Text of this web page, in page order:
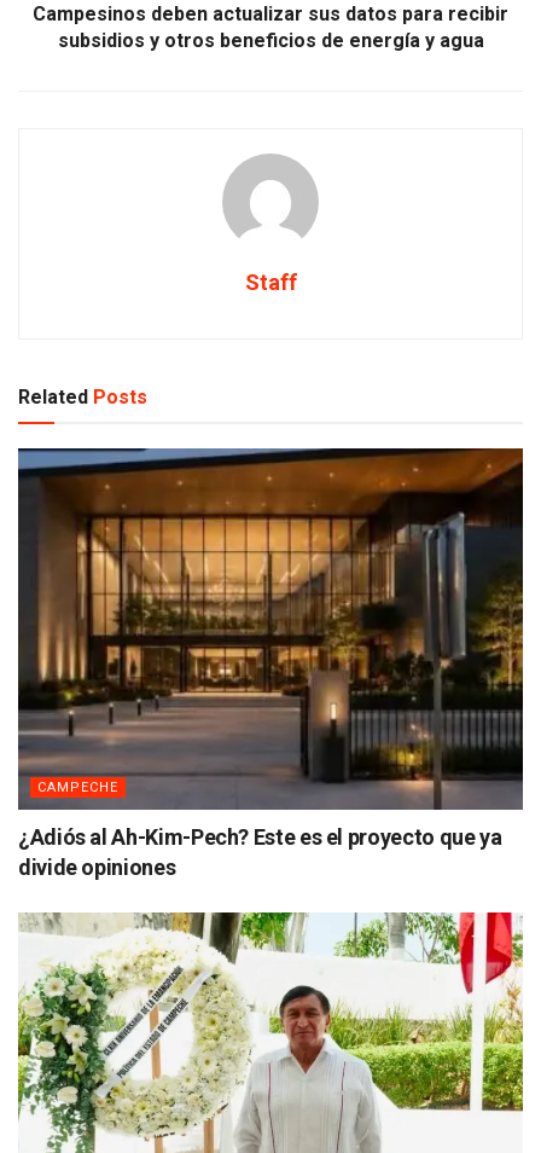
Campesinos deben actualizar sus datos para recibir
subsidios y otros beneficios de energía y agua
Staff
Related Posts
CAMPECHE
¿Adiós al Ah-Kim-Pech? Este es el proyecto que ya
divide opiniones